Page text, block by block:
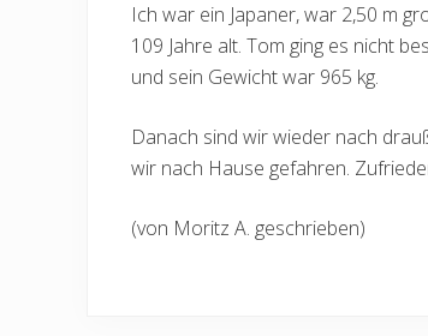
Ich war ein Japaner, war 2,50 m
109 Jahre alt. Tom ging es nicht
und sein Gewicht war 965 kg.
Danach sind wir wieder nach
wir nach Hause gefahren.
(von Moritz A. geschrieben)